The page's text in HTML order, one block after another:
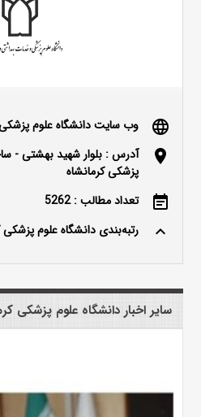
language وب سایت دانشگاه علوم پزشکی
location_on
آدرس : بلوار شهید بهشتی -
پزشکی کرمانشاه
event_note تعداد مطالب : 5262
keyboard_arrow_up رتبه‌بندی دانشگاه علوم پزشکی
سایر اخبار دانشگاه علوم پزشکی